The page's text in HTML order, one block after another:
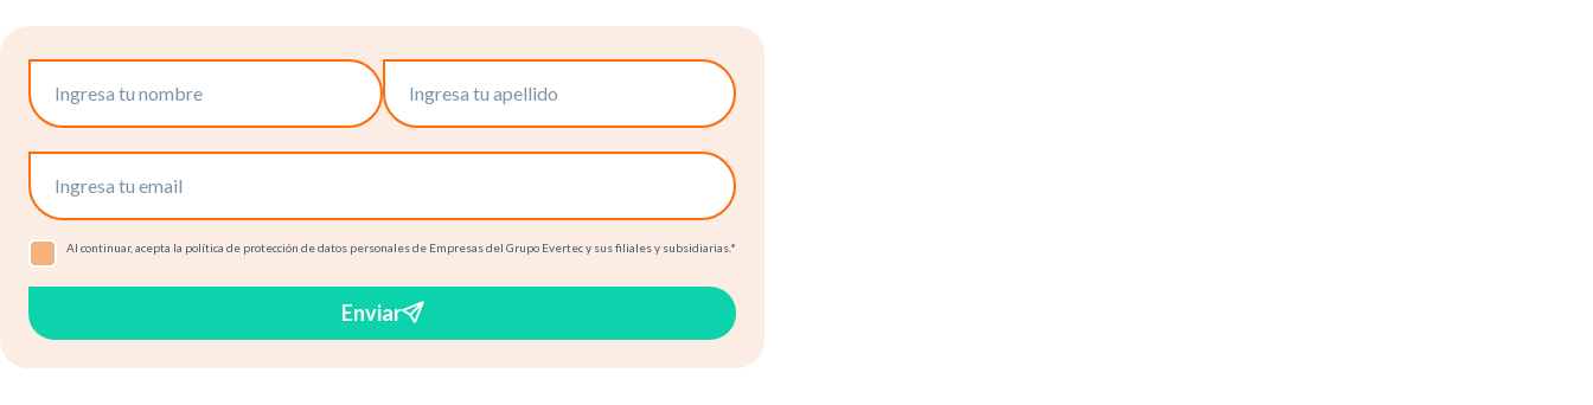
Al continuar, acepta la política de protección de datos personales de Empresas del Grupo Evertec y sus filiales y subsidiarias.*
Enviar